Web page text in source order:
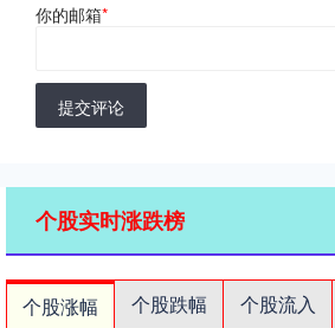
你的邮箱*
提交评论
个股实时涨跌榜
个股涨幅 个股跌幅 个股流入